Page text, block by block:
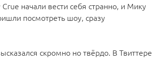
начали вести себя странно, и Мику
посмотреть шоу, сразу
скромно но твёрдо. В Твиттере